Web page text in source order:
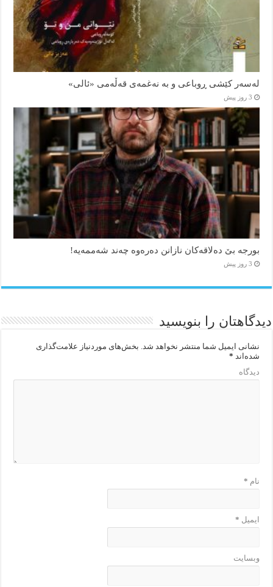
لەسەر کێشی ڕوباعی و به نەغمەی قەڵەمی «ئالی»
3 روز پیش
بورجە بێ دەلاقەکان نازانن دەرەوە چەند شەممەیە!
3 روز پیش
دیدگاهتان را بنویسید
نشانی ایمیل شما منتشر نخواهد شد. بخش‌های موردنیاز علامت‌گذاری
شده‌اند *
دیدگاه
نام *
ایمیل *
وبسایت